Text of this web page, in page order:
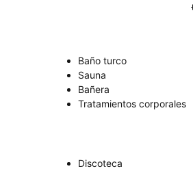
Baño turco
Sauna
Bañera
Tratamientos corporales
Discoteca